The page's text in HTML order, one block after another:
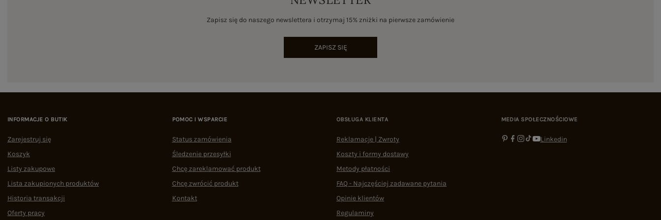
Zapisz się do naszego newslettera i otrzymaj 15% zniżki na pierwsze zamówienie
ZAPISZ SIĘ
INFORMACJE O BUTIK
Zarejestruj się
Koszyk
Listy zakupowe
Lista zakupionych produktów
Historia transakcji
Oferty pracy
POMOC I WSPARCIE
Status zamówienia
Śledzenie przesyłki
Chcę zareklamować produkt
Chcę zwrócić produkt
Kontakt
OBSŁUGA KLIENTA
Reklamacje | Zwroty
Koszty i formy dostawy
Metody płatności
FAQ - Najczęściej zadawane pytania
Opinie klientów
Regulaminy
MEDIA SPOŁECZNOŚCIOWE
Linkedin